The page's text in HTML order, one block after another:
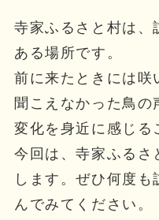
寺家ふるさと村は、
ある場所です。
前に来たときには咲
聞こえなかった鳥
変化を身近に感じる
今回は、寺家ふるさ
します。ぜひ何度
んでみてください。